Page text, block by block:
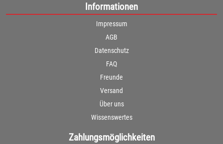
Informationen
Impressum
AGB
Datenschutz
FAQ
Freunde
Versand
Über uns
Wissenswertes
Zahlungsmöglichkeiten